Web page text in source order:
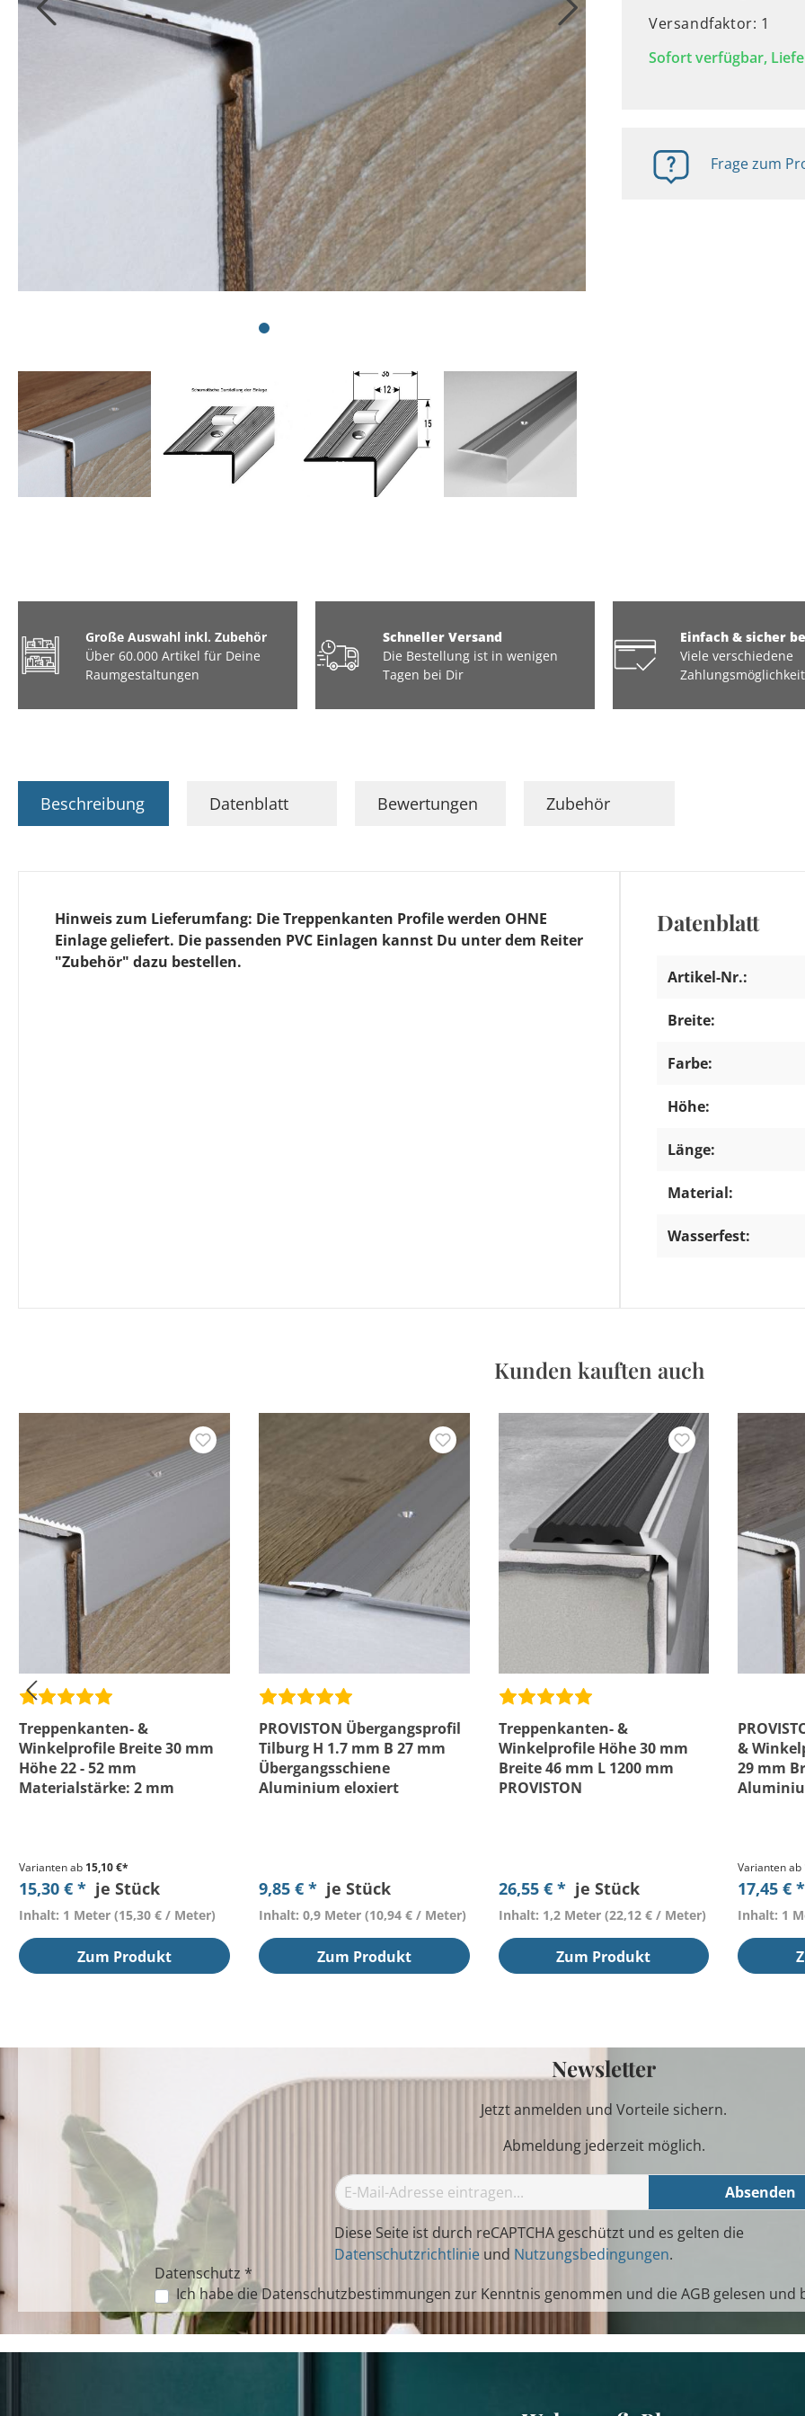
Versandfaktor: 1
Sofort verfügbar,
Frage zum
Große Auswahl inkl. Zubehör
Über 60.000 Artikel für Deine
Raumgestaltungen
Schneller Versand
Die Bestellung ist in wenigen
Tagen bei Dir
Einfach & sicher
Viele verschiedene
Beschreibung Datenblatt Bewertungen Zubehör
Hinweis zum Lieferumfang: Die Treppenkanten Profile werden OHNE
Einlage geliefert. Die passenden PVC Einlagen kannst Du unter dem Reiter
"Zubehör" dazu bestellen.
Datenblatt
Artikel-Nr.:
Breite:
Farbe:
Höhe:
Länge:
Material:
Wasserfest:
Kunden kauften auch
Treppenkanten- &
Winkelprofile Breite 30 mm
Höhe 22 - 52 mm
Materialstärke: 2 mm
Varianten ab15,10 €*
15,30 € * je Stück
Inhalt: 1 Meter (15,30 € / Meter)
Zum Produkt
PROVISTON Übergangsprofil
Tilburg H 1.7 mm B 27 mm
Übergangsschiene
Aluminium eloxiert
9,85 € * je Stück
Inhalt: 0,9 Meter (10,94 € / Meter)
Zum Produkt
Treppenkanten- &
Winkelprofile Höhe 30 mm
Breite 46 mm L 1200 mm
PROVISTON
26,55 € * je Stück
Inhalt: 1,2 Meter (22,12 € / Meter)
Zum Produkt
&
29 mm
Varianten ab
17,45 €
Inhalt: 1
Newsletter
Jetzt anmelden und Vorteile sichern.
Abmeldung jederzeit möglich.
Absenden
Diese Seite ist durch reCAPTCHA geschützt und es gelten die
Datenschutzrichtlinie und Nutzungsbedingungen.
Datenschutz *
Ich habe dieDatenschutzbestimmungen zur Kenntnis genommen und die AGB gelesen und